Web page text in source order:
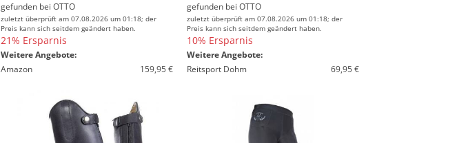
gefunden bei OTTO
zuletzt überprüft am 07.08.2026 um 01:18; der
Preis kann sich seitdem geändert haben.
21% Ersparnis
Weitere Angebote:
Amazon
159,95 €
gefunden bei OTTO
zuletzt überprüft am 07.08.2026 um 01:18; der
Preis kann sich seitdem geändert haben.
10% Ersparnis
Weitere Angebote:
Reitsport Dohm
69,95 €